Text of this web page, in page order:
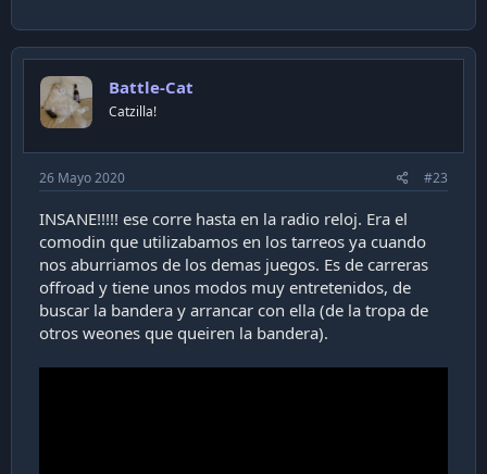
Battle-Cat
Catzilla!
26 Mayo 2020 #23
INSANE!!!!! ese corre hasta en la radio reloj. Era el
comodin que utilizabamos en los tarreos ya cuando
nos aburriamos de los demas juegos. Es de carreras
offroad y tiene unos modos muy entretenidos, de
buscar la bandera y arrancar con ella (de la tropa de
otros weones que queiren la bandera).